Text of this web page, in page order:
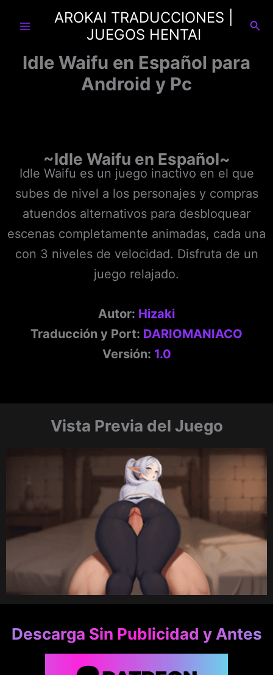
AROKAI TRADUCCIONES |
JUEGOS HENTAI
Idle Waifu en Español para
Android y Pc
~Idle Waifu en Español~
Idle Waifu es un juego inactivo en el que
subes de nivel a los personajes y compras
atuendos alternativos para desbloquear
escenas completamente animadas, cada una
con 3 niveles de velocidad. Disfruta de un
juego relajado.
Autor: Hizaki
Traducción y Port: DARIOMANIACO
Versión: 1.0
Vista Previa del Juego
Descarga Sin Publicidad y Antes